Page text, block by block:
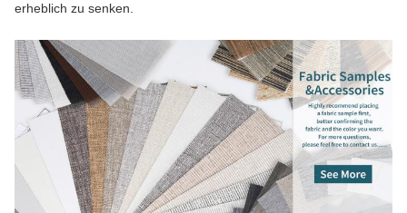
erheblich zu senken.